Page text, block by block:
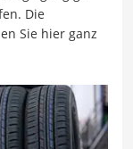
Die
Sie hier ganz